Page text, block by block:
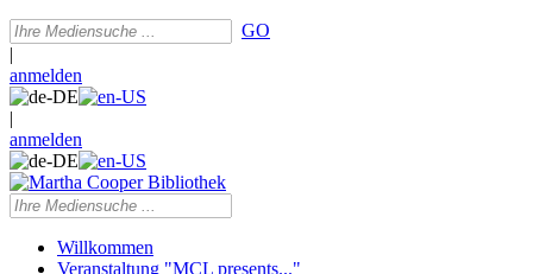
GO
|
anmelden
|
anmelden
Willkommen
Veranstaltung "MCL presents..."